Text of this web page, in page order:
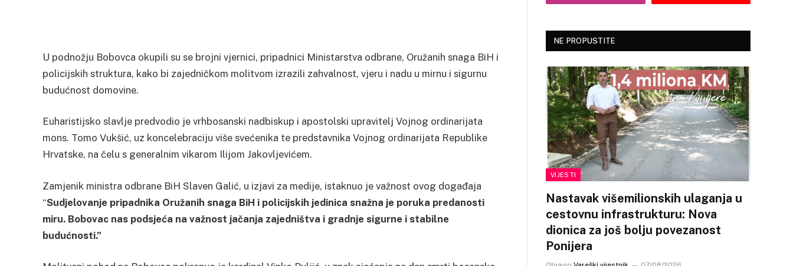
U podnožju Bobovca okupili su se brojni vjernici, pripadnici Ministarstva odbrane, Oružanih snaga BiH i
policijskih struktura, kako bi zajedničkom molitvom izrazili zahvalnost, vjeru i nadu u mirnu i sigurnu
budućnost domovine.
Euharistijsko slavlje predvodio je vrhbosanski nadbiskup i apostolski upravitelj Vojnog ordinarijata
mons. Tomo Vukšić, uz koncelebraciju više svećenika te predstavnika Vojnog ordinarijata Republike
Hrvatske, na čelu s generalnim vikarom Ilijom Jakovljevićem.
Zamjenik ministra odbrane BiH Slaven Galić, u izjavi za medije, istaknuo je važnost ovog događaja
“Sudjelovanje pripadnika Oružanih snaga BiH i policijskih jedinica snažna je poruka predanosti
miru. Bobovac nas podsjeća na važnost jačanja zajedništva i gradnje sigurne i stabilne
budućnosti.”
NE PROPUSTITE
VIJESTI
Nastavak višemilionskih ulaganja u
cestovnu infrastrukturu: Nova
dionica za još bolju povezanost
Ponijera